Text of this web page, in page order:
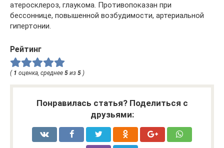
атеросклероз, глаукома. Противопоказан при
бессоннице, повышенной возбудимости, артериальной
гипертонии.
Рейтинг
( 1 оценка, среднее 5 из 5 )
Понравилась статья? Поделиться с
друзьями: